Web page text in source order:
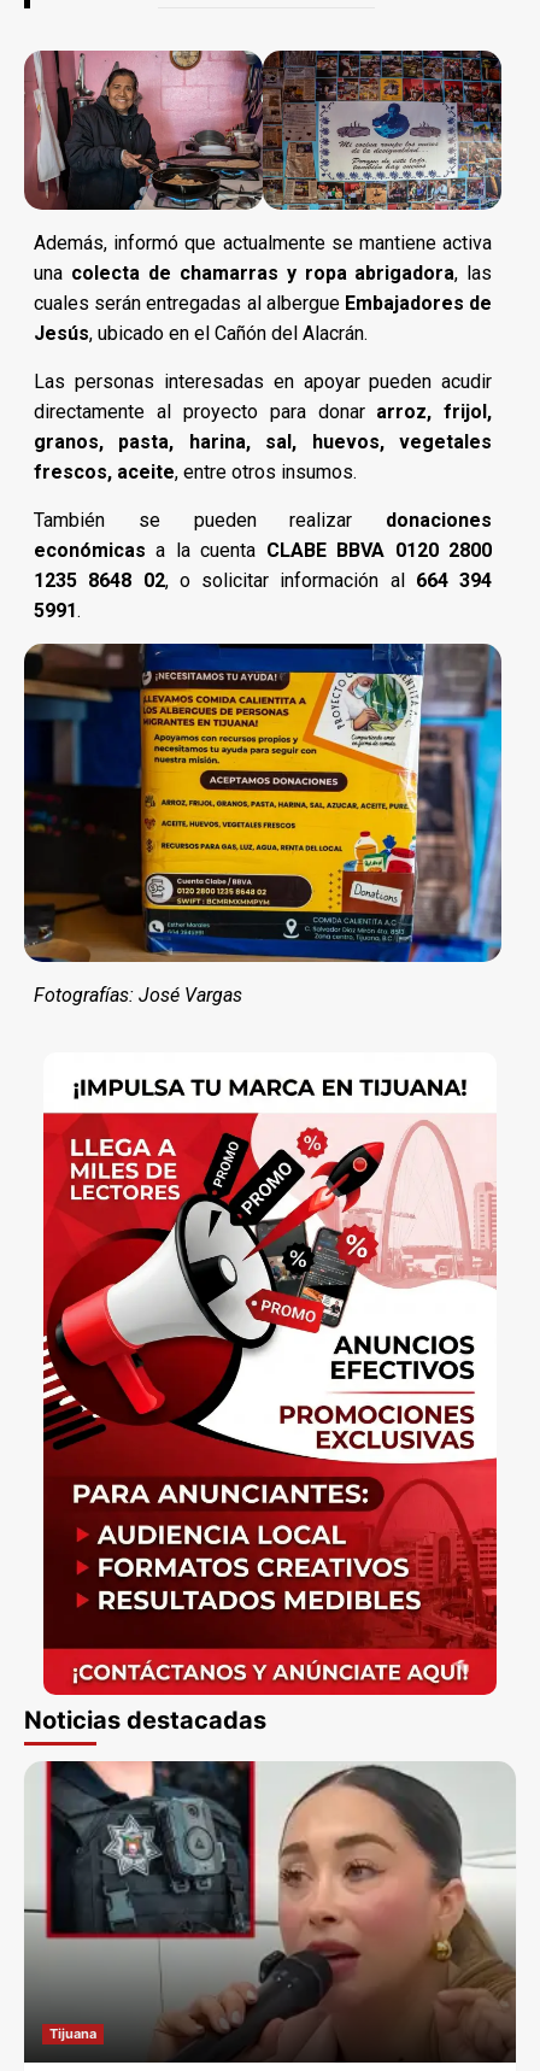
Además, informó que actualmente se mantiene activa
una colecta de chamarras y ropa abrigadora, las
cuales serán entregadas al albergue Embajadores de
Jesús, ubicado en el Cañón del Alacrán.
Las personas interesadas en apoyar pueden acudir
directamente al proyecto para donar arroz, frijol,
granos, pasta, harina, sal, huevos, vegetales
frescos, aceite, entre otros insumos.
También se pueden realizar donaciones
económicas a la cuenta CLABE BBVA 0120 2800
1235 8648 02, o solicitar información al 664 394
5991.
Fotografías: José Vargas
Noticias destacadas
Tijuana